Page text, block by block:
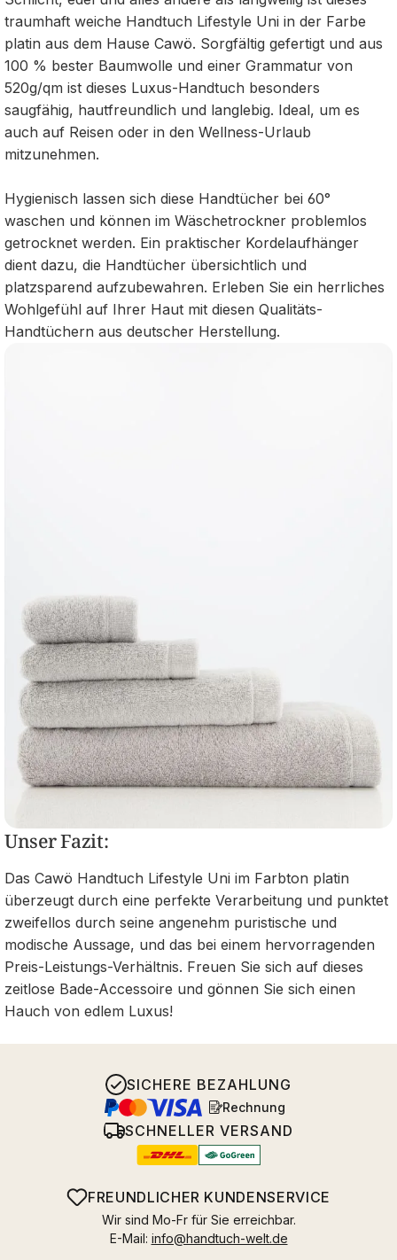
traumhaft weiche Handtuch Lifestyle Uni in der Farbe
platin aus dem Hause Cawö. Sorgfältig gefertigt und aus
100 % bester Baumwolle und einer Grammatur von
520g/qm ist dieses Luxus-Handtuch besonders
saugfähig, hautfreundlich und langlebig. Ideal, um es
auch auf Reisen oder in den Wellness-Urlaub
mitzunehmen.
Hygienisch lassen sich diese Handtücher bei 60°
waschen und können im Wäschetrockner problemlos
getrocknet werden. Ein praktischer Kordelaufhänger
dient dazu, die Handtücher übersichtlich und
platzsparend aufzubewahren. Erleben Sie ein herrliches
Wohlgefühl auf Ihrer Haut mit diesen Qualitäts-
Handtüchern aus deutscher Herstellung.
Unser Fazit:
Das Cawö Handtuch Lifestyle Uni im Farbton platin
überzeugt durch eine perfekte Verarbeitung und punktet
zweifellos durch seine angenehm puristische und
modische Aussage, und das bei einem hervorragenden
Preis-Leistungs-Verhältnis. Freuen Sie sich auf dieses
zeitlose Bade-Accessoire und gönnen Sie sich einen
Hauch von edlem Luxus!
SICHERE BEZAHLUNG
Rechnung
SCHNELLER VERSAND
FREUNDLICHER KUNDENSERVICE
Wir sind Mo-Fr für Sie erreichbar.
E-Mail: info@handtuch-welt.de